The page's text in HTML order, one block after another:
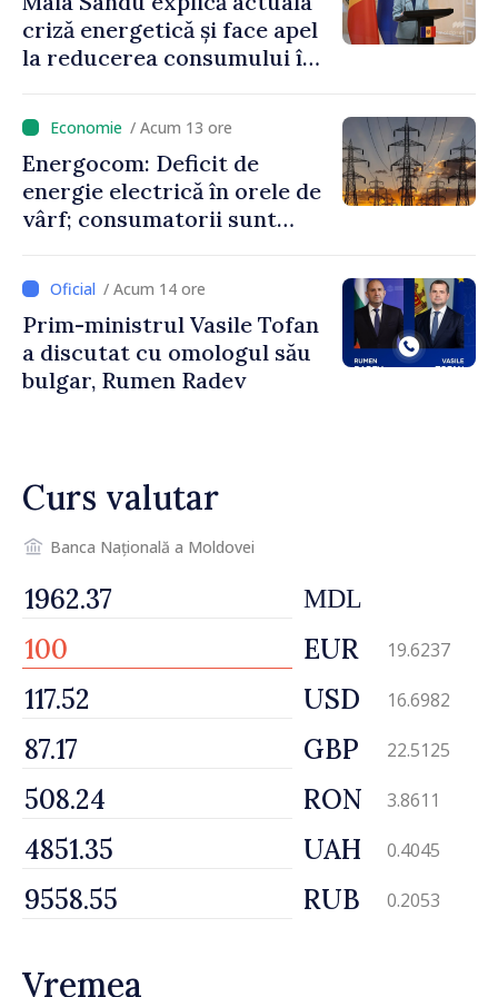
criză energetică și face apel
la reducerea consumului în
putem menține prețurile la
un nivel mai mic”
/ Acum 13 ore
Energocom: Deficit de
energie electrică în orele de
vârf; consumatorii sunt
/ Acum 14 ore
Prim-ministrul Vasile Tofan
a discutat cu omologul său
bulgar, Rumen Radev
Curs valutar
Banca Națională a Moldovei
MDL
EUR 19.6237
USD 16.6982
GBP 22.5125
RON 3.8611
UAH 0.4045
RUB 0.2053
Vremea